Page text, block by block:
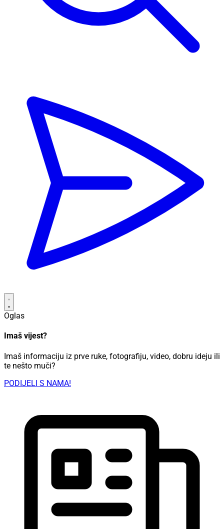
Oglas
Imaš vijest?
Imaš informaciju iz prve ruke, fotografiju, video, dobru ideju ili
te nešto muči?
PODIJELI S NAMA!